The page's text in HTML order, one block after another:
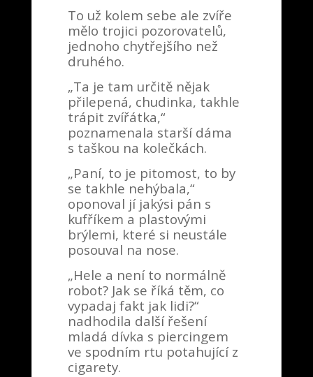
To už kolem sebe ale zvíře
mělo trojici pozorovatelů,
jednoho chytřejšího než
druhého.
„Ta je tam určitě nějak
přilepená, chudinka, takhle
trápit zvířátka,“
poznamenala starší dáma
s taškou na kolečkách.
„Paní, to je pitomost, to by
se takhle nehýbala,“
oponoval jí jakýsi pán s
kufříkem a plastovými
brýlemi, které si neustále
posouval na nose.
„Hele a není to normálně
robot? Jak se říká těm, co
vypadaj fakt jak lidi?“
nadhodila další řešení
mladá dívka s piercingem
ve spodním rtu potahující z
cigarety.